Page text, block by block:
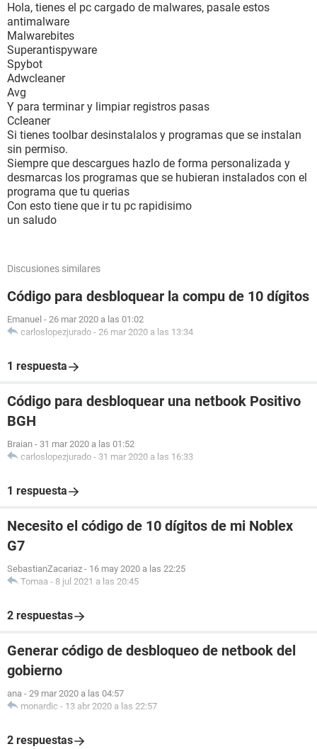
Hola, tienes el pc cargado de malwares, pasale estos
antimalware
Malwarebites
Superantispyware
Spybot
Adwcleaner
Avg
Y para terminar y limpiar registros pasas
Ccleaner
Si tienes toolbar desinstalalos y programas que se instalan
sin permiso.
Siempre que descargues hazlo de forma personalizada y
desmarcas los programas que se hubieran instalados con el
programa que tu querias
Con esto tiene que ir tu pc rapidisimo
un saludo
Discusiones similares
Código para desbloquear la compu de 10 dígitos
Emanuel - 26 mar 2020 a las 01:02
carloslopezjurado - 26 mar 2020 a las 13:34
1 respuesta
Código para desbloquear una netbook Positivo
BGH
Braian - 31 mar 2020 a las 01:52
carloslopezjurado - 31 mar 2020 a las 16:33
1 respuesta
Necesito el código de 10 dígitos de mi Noblex
G7
SebastianZacariaz - 16 may 2020 a las 22:25
Tomaa - 8 jul 2021 a las 20:45
2 respuestas
Generar código de desbloqueo de netbook del
gobierno
ana - 29 mar 2020 a las 04:57
monardic - 13 abr 2020 a las 22:57
2 respuestas